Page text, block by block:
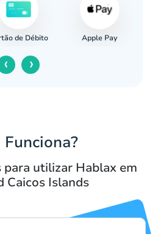
de Débito Apple Pay
‹ ›
Funciona?
para utilizar Hablax em
Caicos Islands